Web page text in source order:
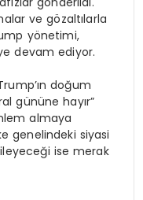
ve gözaltılarla
yönetimi,
devam ediyor.
doğum
gününe hayır”
almaya
genelindeki siyasi
ise merak